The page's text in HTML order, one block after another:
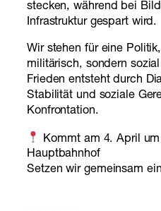
stecken, während bei
Infrastruktur gespart wird.
Wir stehen für eine
militärisch, sondern
Frieden entsteht durch
Stabilität und soziale
Konfrontation.
Kommt am 4. April
Hauptbahnhof
Setzen wir gemeinsam